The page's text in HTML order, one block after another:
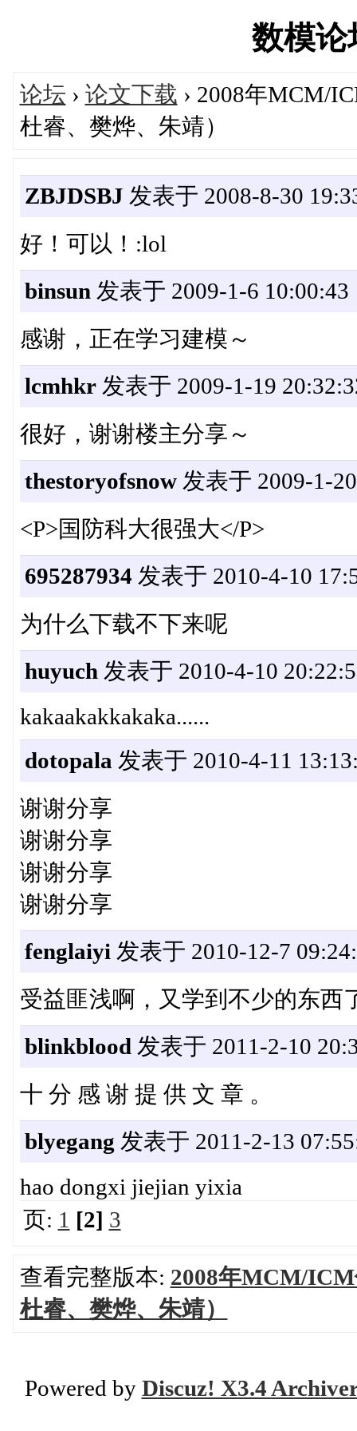
数模论
论坛 › 论文下载 › 2008年MCM/
杜睿、樊烨、朱靖）
ZBJDSBJ 发表于 2008-8-30
好！可以！:lol
binsun 发表于 2009-1-6 10:00:43
感谢，正在学习建模～
lcmhkr发表于 2009-1-19
很好，谢谢楼主分享～
thestoryofsnow发表于 2009-1-
<P>国防科大很强大</P>
695287934 发表于 2010-4-10
为什么下载不下来呢
huyuch 发表于 2010-4-10
kakaakakkakaka......
dotopala 发表于 2010-4-11
谢谢分享
谢谢分享
谢谢分享
谢谢分享
fenglaiyi 发表于 2010-12-7
受益匪浅啊，又学到不少的东西
blinkblood 发表于 2011-2-10
十 分 感 谢 提 供 文 章 。
blyegang 发表于 2011-2-13
hao dongxi jiejian yixia
页: 1 [2] 3
查看完整版本: 2008年MCM/
杜睿、樊烨、朱靖）
Powered by Discuz! X3.4